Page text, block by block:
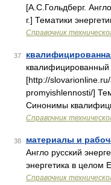
[А.С.Гольдберг.
г.] Тематики
Справочник
37
квалифицированный
[http://
promyishlennosti/]
Синонимы
Справочник
38 материалы и
Англо русский
энергетика в целом
Справочник